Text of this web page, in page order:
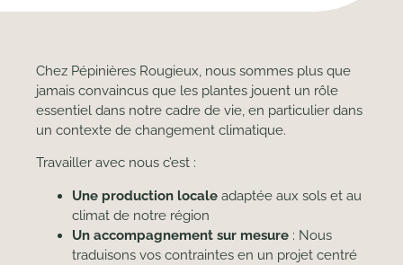
Chez Pépinières Rougieux, nous sommes plus que
jamais convaincus que les plantes jouent un rôle
essentiel dans notre cadre de vie, en particulier dans
un contexte de changement climatique.
Travailler avec nous c’est :
Une production locale adaptée aux sols et au
climat de notre région
Un accompagnement sur mesure : Nous
traduisons vos contraintes en un projet centré